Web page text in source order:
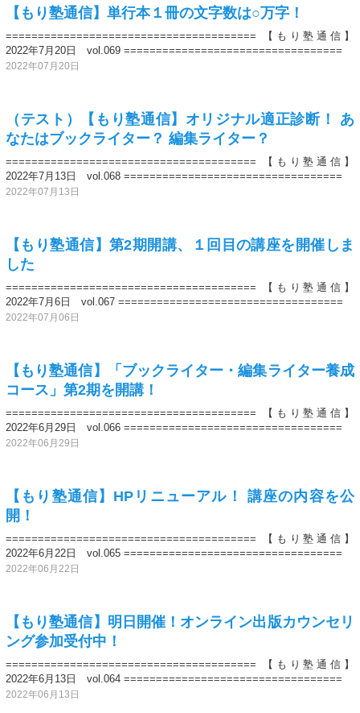
【もり塾通信】単行本１冊の文字数は○万字！
======================================= 【もり塾通信】
2022年7月20日 vol.069 ==================================
2022年07月20日
（テスト）【もり塾通信】オリジナル適正診断！ あ
なたはブックライター？ 編集ライター？
======================================= 【もり塾通信】
2022年7月13日 vol.068 ==================================
2022年07月13日
【もり塾通信】第2期開講、１回目の講座を開催しま
した
======================================= 【もり塾通信】
2022年7月6日 vol.067 ===================================
2022年07月06日
【もり塾通信】「ブックライター・編集ライター養成
コース」第2期を開講！
======================================= 【もり塾通信】
2022年6月29日 vol.066 ==================================
2022年06月29日
【もり塾通信】HPリニューアル！ 講座の内容を公
開！
======================================= 【もり塾通信】
2022年6月22日 vol.065 ==================================
2022年06月22日
【もり塾通信】明日開催！オンライン出版カウンセリ
ング参加受付中！
======================================= 【もり塾通信】
2022年6月13日 vol.064 ==================================
2022年06月13日